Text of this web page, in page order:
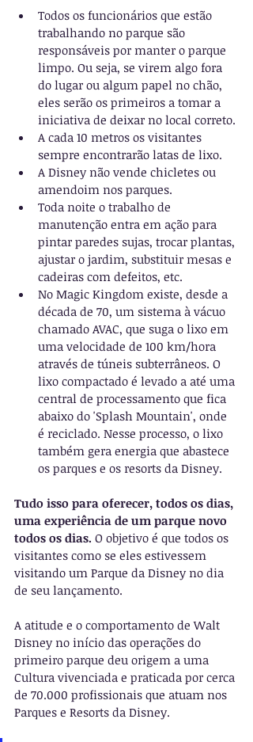
Todos os funcionários que estão
trabalhando no parque são
responsáveis por manter o parque
limpo. Ou seja, se virem algo fora
do lugar ou algum papel no chão,
eles serão os primeiros a tomar a
iniciativa de deixar no local correto.
A cada 10 metros os visitantes
sempre encontrarão latas de lixo.
A Disney não vende chicletes ou
amendoim nos parques.
Toda noite o trabalho de
manutenção entra em ação para
pintar paredes sujas, trocar plantas,
ajustar o jardim, substituir mesas e
cadeiras com defeitos, etc.
No Magic Kingdom existe, desde a
década de 70, um sistema à vácuo
chamado AVAC, que suga o lixo em
uma velocidade de 100 km/hora
através de túneis subterrâneos. O
lixo compactado é levado a até uma
central de processamento que fica
abaixo do 'Splash Mountain', onde
é reciclado. Nesse processo, o lixo
também gera energia que abastece
os parques e os resorts da Disney.
Tudo isso para oferecer, todos os dias,
uma experiência de um parque novo
todos os dias. O objetivo é que todos os
visitantes como se eles estivessem
visitando um Parque da Disney no dia
de seu lançamento.
A atitude e o comportamento de Walt
Disney no início das operações do
primeiro parque deu origem a uma
Cultura vivenciada e praticada por cerca
de 70.000 profissionais que atuam nos
Parques e Resorts da Disney.